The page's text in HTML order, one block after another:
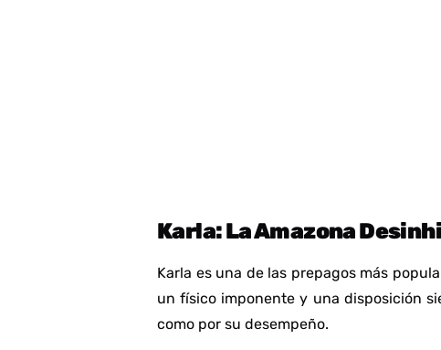
Karla: La Amazona
Karla es una de las prepagos más
un físico imponente y una disposición
como por su desempeño.